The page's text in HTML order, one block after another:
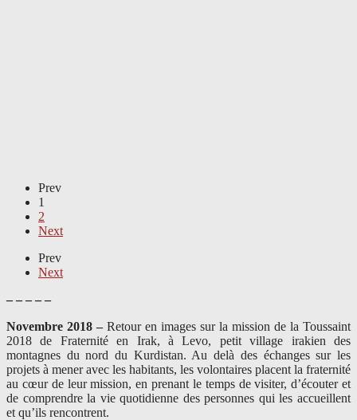
Prev
1
2
Next
Prev
Next
– – – – –
Novembre 2018 – Retour en images sur la mission de la Toussaint
2018 de Fraternité en Irak, à Levo, petit village irakien des
montagnes du nord du Kurdistan. Au delà des échanges sur les
projets à mener avec les habitants, les volontaires placent la fraternité
au cœur de leur mission, en prenant le temps de visiter, d’écouter et
de comprendre la vie quotidienne des personnes qui les accueillent
et qu’ils rencontrent.